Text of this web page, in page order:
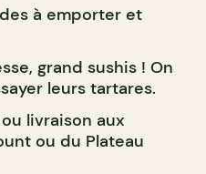
à emporter et
grand sushis ! On
leurs tartares.
livraison aux
ou du Plateau